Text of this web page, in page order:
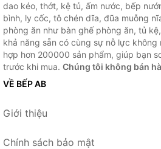
dao kéo, thớt, kệ tủ, ấm nước, bếp
bình, ly cốc, tô chén dĩa, đũa muỗng
phòng ăn như bàn ghế phòng ăn, tủ
khả năng sẵn có cùng sự nỗ lực
hợp hơn 200000 sản phẩm, giúp bạn
trước khi mua. Chúng tôi không bán
VỀ BẾP AB
Giới thiệu
Chính sách bảo mật